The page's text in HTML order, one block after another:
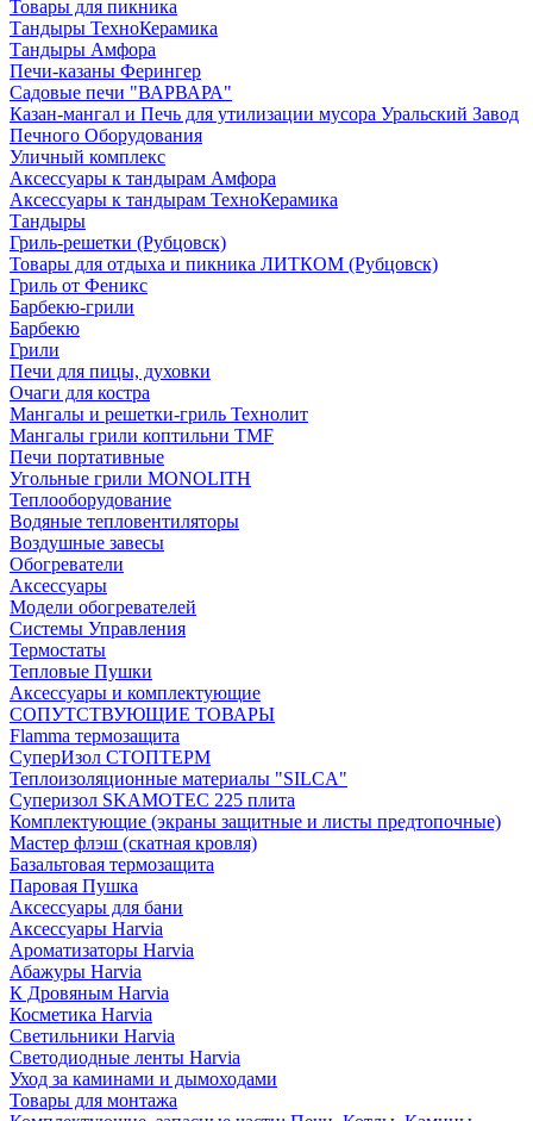
Товары для пикника
Тандыры ТехноКерамика
Тандыры Амфора
Печи-казаны Ферингер
Садовые печи "ВАРВАРА"
Казан-мангал и Печь для утилизации мусора Уральский Завод
Печного Оборудования
Уличный комплекс
Аксессуары к тандырам Амфора
Аксессуары к тандырам ТехноКерамика
Тандыры
Гриль-решетки (Рубцовск)
Товары для отдыха и пикника ЛИТКОМ (Рубцовск)
Гриль от Феникс
Барбекю-грили
Барбекю
Грили
Печи для пицы, духовки
Очаги для костра
Мангалы и решетки-гриль Технолит
Мангалы грили коптильни TMF
Печи портативные
Угольные грили MONOLITH
Теплооборудование
Водяные тепловентиляторы
Воздушные завесы
Обогреватели
Аксессуары
Модели обогревателей
Системы Управления
Термостаты
Тепловые Пушки
Аксессуары и комплектующие
СОПУТСТВУЮЩИЕ ТОВАРЫ
Flamma термозащита
СуперИзол СТОПТЕРМ
Теплоизоляционные материалы "SILCA"
Суперизол SKAMOTEC 225 плита
Комплектующие (экраны защитные и листы предтопочные)
Мастер флэш (скатная кровля)
Базальтовая термозащита
Паровая Пушка
Аксессуары для бани
Аксессуары Harvia
Ароматизаторы Harvia
Абажуры Harvia
К Дровяным Harvia
Косметика Harvia
Светильники Harvia
Светодиодные ленты Harvia
Уход за каминами и дымоходами
Товары для монтажа